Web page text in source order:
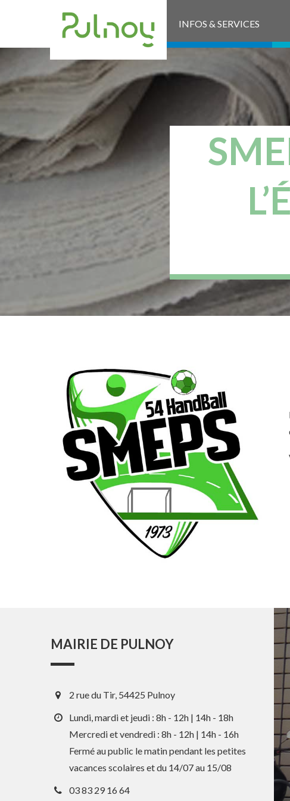
INFOS & SERVICES
MAIRIE DE PULNOY
2 rue du Tir, 54425 Pulnoy
Lundi, mardi et jeudi : 8h - 12h | 14h - 18h
Mercredi et vendredi : 8h - 12h | 14h - 16h
Fermé au public le matin pendant les petites
vacances scolaires et du 14/07 au 15/08
03 83 29 16 64